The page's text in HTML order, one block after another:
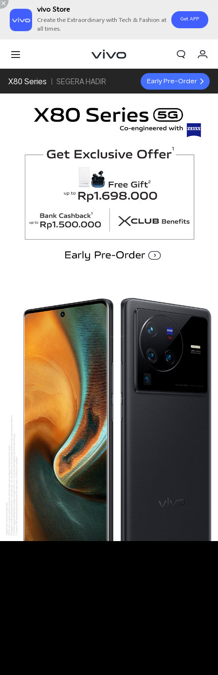
vivo Store
Create the Extraordinary with Tech & Fashion at
all times.
Get APP
Indonesia | Pilih negara/wilayah
Masuk/Daftar
Akun Saya
X80 Series SEGERA HADIR Early Pre-Order
vivo retail
Tokopedia